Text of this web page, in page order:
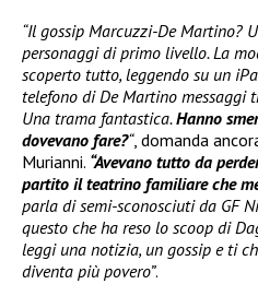
“Il gossip Marcuzzi-De Martino?
personaggi di primo livello. La
scoperto tutto, leggendo su un
telefono di De Martino messaggi
Una trama fantastica.Hanno
dovevano fare?“, domanda
Murianni. “Avevano tutto da
partito il teatrino familiare che
parla di semi-sconosciuti da GF
questo che ha reso lo scoop di
leggi una notizia, un gossip e ti
diventa più povero”.